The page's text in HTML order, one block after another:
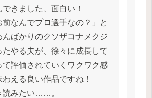
できました、面白い！
前なんでプロ選手なの？」と
んばかりのクソザコナメクジ
たやる夫が、徐々に成長して
て評価されていくワクワク感
わえる良い作品ですね！
読みたい……。